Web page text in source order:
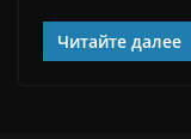
Читайте далее